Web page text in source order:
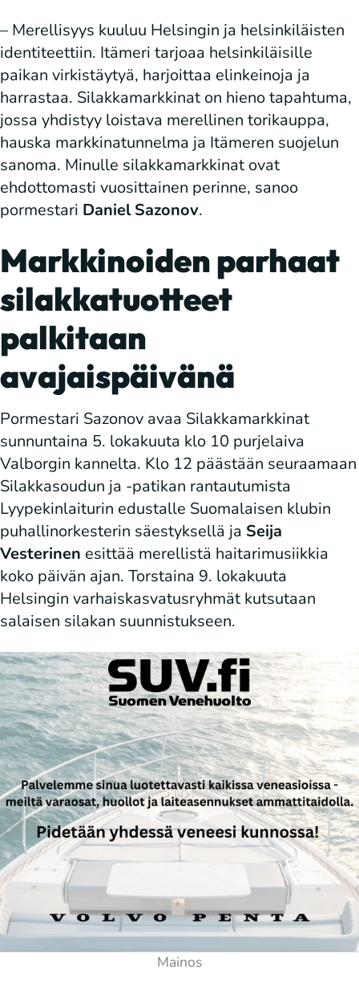
– Merellisyys kuuluu Helsingin ja helsinkiläisten
identiteettiin. Itämeri tarjoaa helsinkiläisille
paikan virkistäytyä, harjoittaa elinkeinoja ja
harrastaa. Silakkamarkkinat on hieno tapahtuma,
jossa yhdistyy loistava merellinen torikauppa,
hauska markkinatunnelma ja Itämeren suojelun
sanoma. Minulle silakkamarkkinat ovat
ehdottomasti vuosittainen perinne, sanoo
pormestari Daniel Sazonov.
Markkinoiden parhaat
silakkatuotteet
palkitaan
avajaispäivänä
Pormestari Sazonov avaa Silakkamarkkinat
sunnuntaina 5. lokakuuta klo 10 purjelaiva
Valborgin kannelta. Klo 12 päästään seuraamaan
Silakkasoudun ja -patikan rantautumista
Lyypekinlaiturin edustalle Suomalaisen klubin
puhallinorkesterin säestyksellä ja Seija
Vesterinen esittää merellistä haitarimusiikkia
koko päivän ajan. Torstaina 9. lokakuuta
Helsingin varhaiskasvatusryhmät kutsutaan
salaisen silakan suunnistukseen.